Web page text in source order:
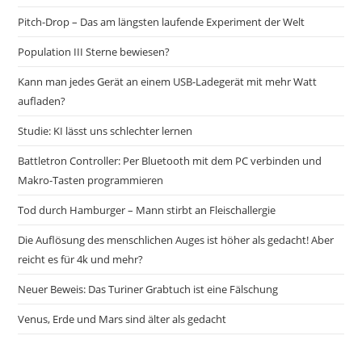
Pitch-Drop – Das am längsten laufende Experiment der Welt
Population III Sterne bewiesen?
Kann man jedes Gerät an einem USB-Ladegerät mit mehr Watt
aufladen?
Studie: KI lässt uns schlechter lernen
Battletron Controller: Per Bluetooth mit dem PC verbinden und
Makro-Tasten programmieren
Tod durch Hamburger – Mann stirbt an Fleischallergie
Die Auflösung des menschlichen Auges ist höher als gedacht! Aber
reicht es für 4k und mehr?
Neuer Beweis: Das Turiner Grabtuch ist eine Fälschung
Venus, Erde und Mars sind älter als gedacht